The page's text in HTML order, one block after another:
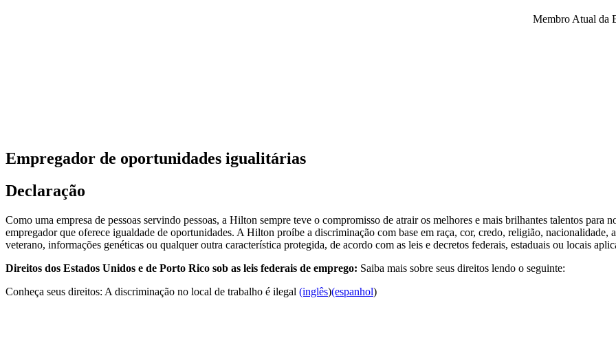
Membro Atual da
Empregador de oportunidades igualitárias
Declaração
Como uma empresa de pessoas servindo pessoas, a Hilton sempre teve o compromisso de atrair os melhores e mais brilhantes talentos para
empregador que oferece igualdade de oportunidades. A Hilton proíbe a discriminação com base em raça, cor, credo, religião, nacionalidade,
veterano, informações genéticas ou qualquer outra característica protegida, de acordo com as leis e decretos federais, estaduais ou locais
Direitos dos Estados Unidos e de Porto Rico sob as leis federais de emprego: Saiba mais sobre seus direitos lendo o seguinte:
Conheça seus direitos: A discriminação no local de trabalho é ilegal (inglês)(espanhol)